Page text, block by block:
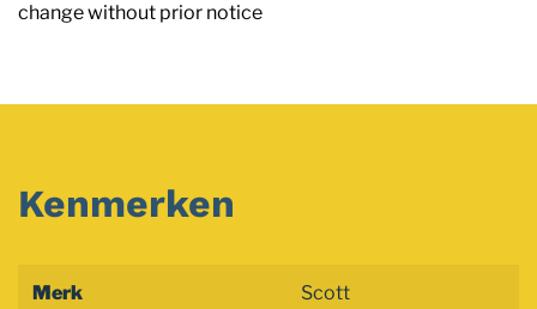
change without prior notice
Kenmerken
Merk Scott